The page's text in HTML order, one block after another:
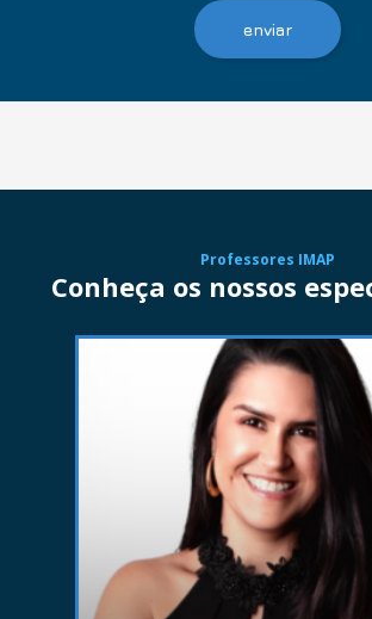
Professores IMAP
Conheça os nossos